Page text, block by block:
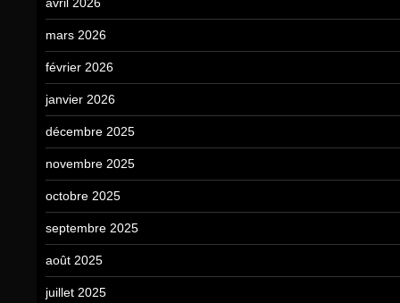
avril 2026
mars 2026
février 2026
janvier 2026
décembre 2025
novembre 2025
octobre 2025
septembre 2025
août 2025
juillet 2025